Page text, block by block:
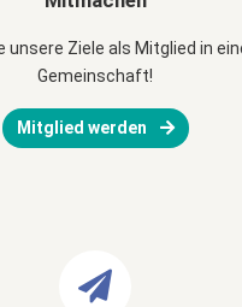
unsere Ziele als Mitglied in
Gemeinschaft!
Mitglied werden